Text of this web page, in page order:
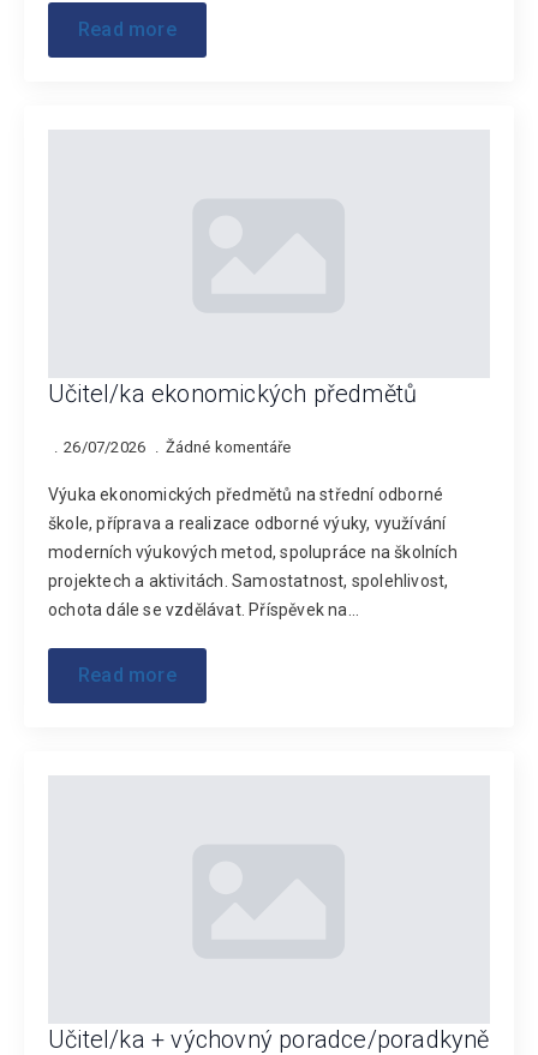
Read more
Učitel/ka ekonomických předmětů
26/07/2026 Žádné komentáře
Výuka ekonomických předmětů na střední odborné
škole, příprava a realizace odborné výuky, využívání
moderních výukových metod, spolupráce na školních
projektech a aktivitách. Samostatnost, spolehlivost,
ochota dále se vzdělávat. Příspěvek na…
Read more
Učitel/ka + výchovný poradce/poradkyně